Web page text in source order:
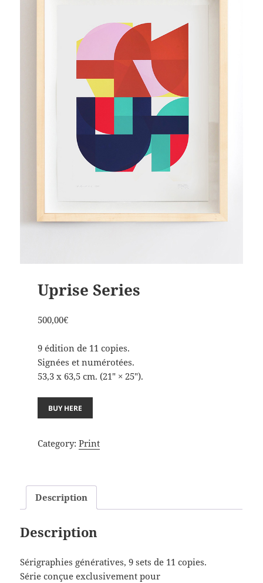
Uprise Series
500,00€
9 édition de 11 copies.
Signées et numérotées.
53,3 x 63,5 cm. (21″ × 25″).
BUY HERE
Category: Print
Description
Description
Sérigraphies génératives, 9 sets de 11 copies.
Série conçue exclusivement pour